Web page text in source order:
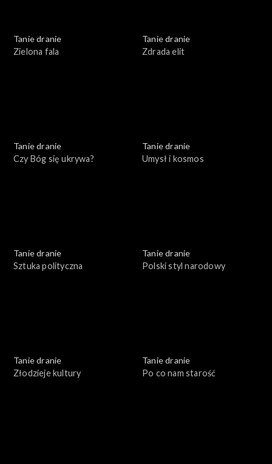
Tanie dranie
Zielona fala
Tanie dranie
Zdrada elit
Tanie dranie
Czy Bóg się ukrywa?
Tanie dranie
Umysł i kosmos
Tanie dranie
Sztuka polityczna
Tanie dranie
Polski styl narodowy
Tanie dranie
Złodzieje kultury
Tanie dranie
Po co nam starość